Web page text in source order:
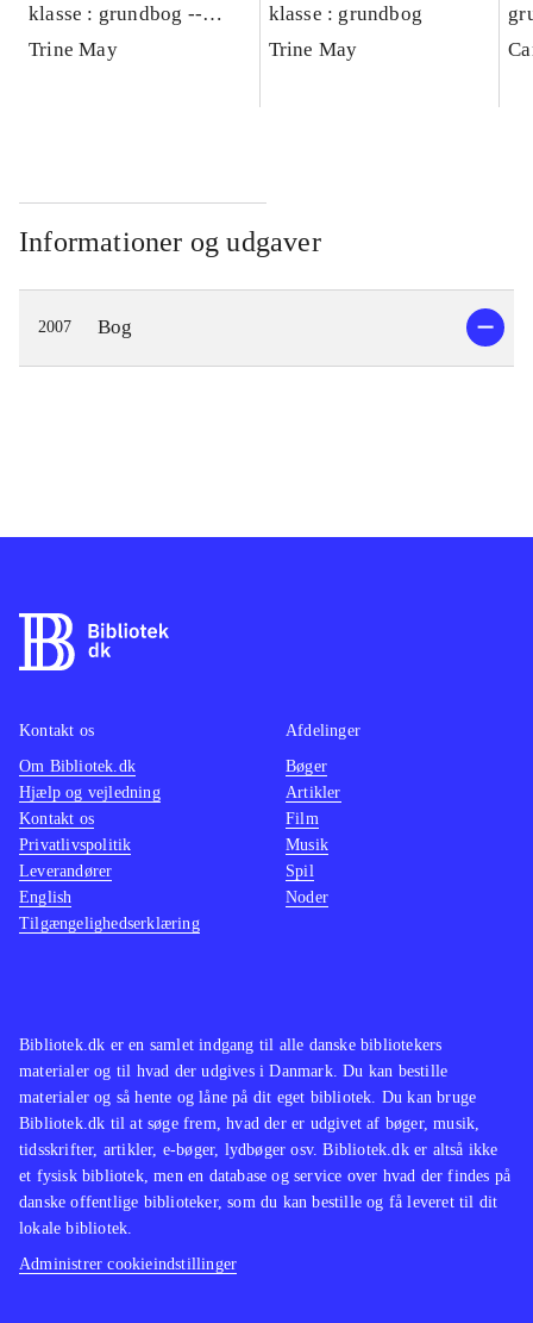
klasse : grundbog --
Lærervejledning
Trine May
klasse : grundbog
Trine May
Informationer og udgaver
2007 Bog
Bibliotek.dk er en samlet indgang til alle danske bibliotekers
materialer og til hvad der udgives i Danmark. Du kan bestille
materialer og så hente og låne på dit eget bibliotek. Du kan bruge
Bibliotek.dk til at søge frem, hvad der er udgivet af bøger, musik,
tidsskrifter, artikler, e-bøger, lydbøger osv. Bibliotek.dk er altså ikke
et fysisk bibliotek, men en database og service over hvad der findes på
danske offentlige biblioteker, som du kan bestille og få leveret til dit
lokale bibliotek.
Administrer cookieindstillinger
Kontakt os
Om Bibliotek.dk
Hjælp og vejledning
Kontakt os
Privatlivspolitik
Leverandører
English
Tilgængelighedserklæring
Afdelinger
Bøger
Artikler
Film
Musik
Spil
Noder